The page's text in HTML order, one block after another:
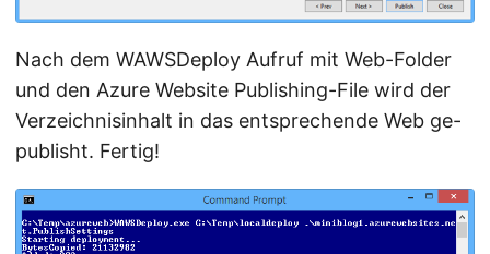
Nach dem WAWSDeploy Aufruf mit Web-Folder
und den Azure Website Publishing-File wird der
Verzeichnisinhalt in das entsprechende Web ge-
publisht. Fertig!